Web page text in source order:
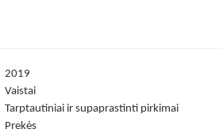
2019
Vaistai
Tarptautiniai ir supaprastinti pirkimai
Prekės